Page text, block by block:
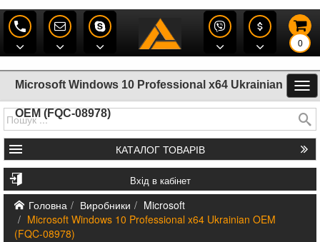
0
Microsoft Windows 10 Professional x64 Ukrainian
OEM (FQC-08978)
КАТАЛОГ ТОВАРІВ
Вхід в кабінет
Головна Виробники
Microsoft
Microsoft Windows 10 Professional x64 Ukrainian OEM
(FQC-08978)